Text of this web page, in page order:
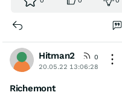
Hitman2
0
20.05.22 13:06:28
Richemont